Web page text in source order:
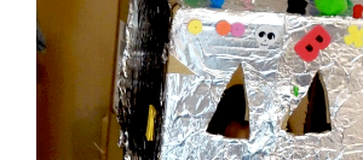
Bild